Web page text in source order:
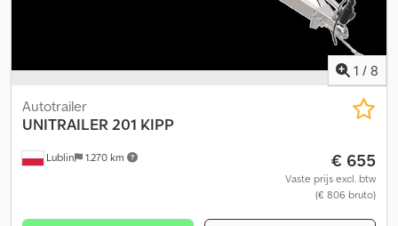
Aanhangwagenaccessoires zoals opzetwanden, huif en frame,
vlakzeil, disselslotbox en achtersteunen bieden wij eveneens aan.
1 / 8
Lublin 1.270 km
Autotrailer
UNITRAILER 201 KIPP
€ 655
Vaste prijs excl. btw
(€ 806 bruto)